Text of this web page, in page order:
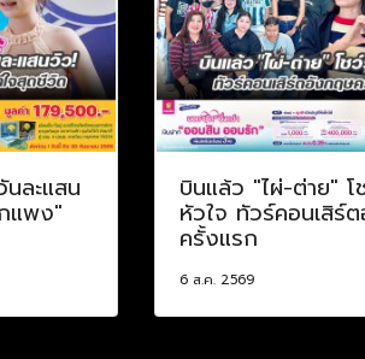
ละแสน
แพง"
บินแล้ว "ไผ่-ต่าย" โ
หัวใจ ทัวร์คอนเสิร์
ครั้งแรก
6 ส.ค. 2569